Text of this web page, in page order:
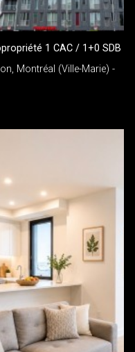
1 CAC / 1+0 SDB
Montréal (Ville-Marie) -